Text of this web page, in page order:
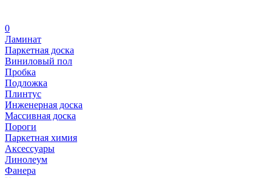
0
Ламинат
Паркетная доска
Виниловый пол
Пробка
Подложка
Плинтус
Инженерная доска
Массивная доска
Пороги
Паркетная химия
Аксессуары
Линолеум
Фанера